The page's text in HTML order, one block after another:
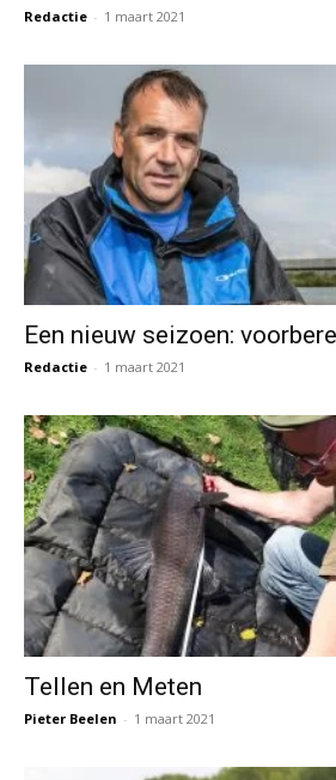
Redactie - 1 maart 2021
Een nieuw seizoen:
Redactie - 1 maart 2021
Tellen en Meten
Pieter Beelen - 1 maart 2021